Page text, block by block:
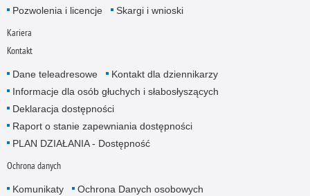
Pozwolenia i licencje
Skargi i wnioski
Kariera
Kontakt
Dane teleadresowe
Kontakt dla dziennikarzy
Informacje dla osób głuchych i słabosłyszących
Deklaracja dostępności
Raport o stanie zapewniania dostępności
PLAN DZIAŁANIA - Dostępność
Ochrona danych
Komunikaty
Ochrona Danych osobowych